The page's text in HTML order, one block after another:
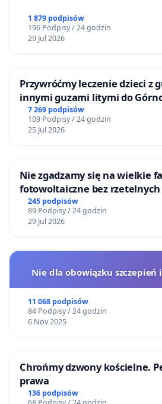
1 879 podpisów
196 Podpisy / 24 godzin
29 Jul 2026
Przywróćmy leczenie dzieci z
innymi guzami litymi do
Centrum Zdrowia Dziecka w
7 269 podpisów
109 Podpisy / 24 godzin
25 Jul 2026
Nie zgadzamy się na wielkie
fotowoltaiczne bez rzetelnych
mieszkańców
245 podpisów
89 Podpisy / 24 godzin
29 Jul 2026
Nie dla obowiązku szczepień
11 068 podpisów
84 Podpisy / 24 godzin
6 Nov 2025
Chrońmy dzwony kościelne.
prawa
136 podpisów